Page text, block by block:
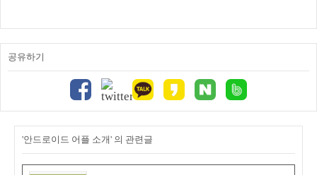
공유하기
'안드로이드 어플 소개' 의 관련글